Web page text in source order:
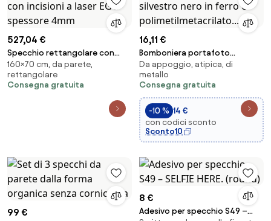
527,04 €
Specchio rettangolare con
incisioni a laser EGO spessore
4mm
160×70 cm, da parete,
rettangolare
Consegna gratuita
16,11 €
Bomboniera portafoto
silvestro nero in ferro e
polimetilmetacrilato...
Da appoggio, atipica, di
metallo
Consegna gratuita
-10 % 14 €
con codici sconto
Sconto10
99 €
8 €
Adesivo per specchio S49 –